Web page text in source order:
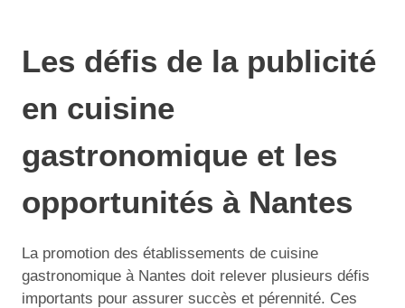
Les défis de la publicité
en cuisine
gastronomique et les
opportunités à Nantes
La promotion des établissements de cuisine
gastronomique à Nantes doit relever plusieurs défis
importants pour assurer succès et pérennité. Ces